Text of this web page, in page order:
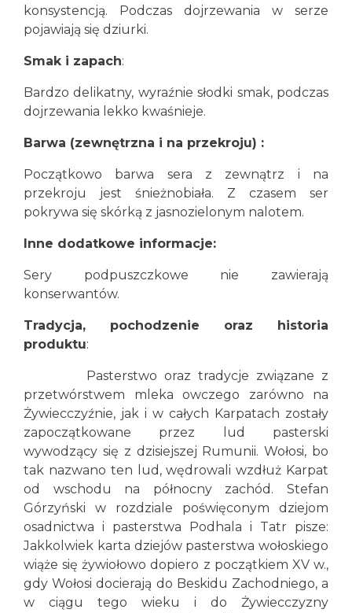
konsystencją. Podczas dojrzewania w serze
pojawiają się dziurki.
Smak i zapach:
Bardzo delikatny, wyraźnie słodki smak, podczas
dojrzewania lekko kwaśnieje.
Barwa (zewnętrzna i na przekroju) :
Początkowo barwa sera z zewnątrz i na
przekroju jest śnieżnobiała. Z czasem ser
pokrywa się skórką z jasnozielonym nalotem.
Inne dodatkowe informacje:
Sery podpuszczkowe nie zawierają
konserwantów.
Tradycja, pochodzenie oraz historia
produktu:
Pasterstwo oraz tradycje związane z
przetwórstwem mleka owczego zarówno na
Żywiecczyźnie, jak i w całych Karpatach zostały
zapoczątkowane przez lud pasterski
wywodzący się z dzisiejszej Rumunii. Wołosi, bo
tak nazwano ten lud, wędrowali wzdłuż Karpat
od wschodu na północny zachód. Stefan
Górzyński w rozdziale poświęconym dziejom
osadnictwa i pasterstwa Podhala i Tatr pisze:
Jakkolwiek karta dziejów pasterstwa wołoskiego
wiąże się żywiołowo dopiero z początkiem XV w.,
gdy Wołosi docierają do Beskidu Zachodniego, a
w ciągu tego wieku i do Żywiecczyzny